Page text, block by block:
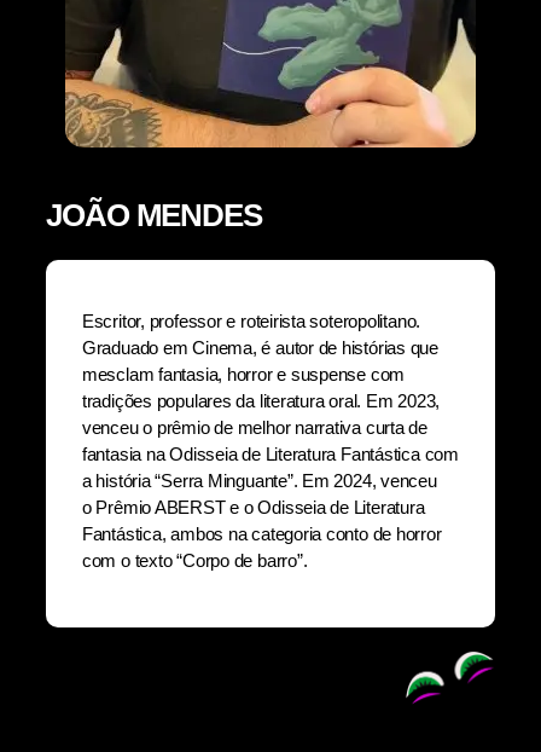
JOÃO MENDES
Escritor, professor e roteirista soteropolitano.
Graduado em Cinema, é autor de histórias que
mesclam fantasia, horror e suspense com
tradições populares da literatura oral. Em 2023,
venceu o prêmio de melhor narrativa curta de
fantasia na Odisseia de Literatura Fantástica com
a história “Serra Minguante”. Em 2024, venceu
o Prêmio ABERST e o Odisseia de Literatura
Fantástica, ambos na categoria conto de horror
com o texto “Corpo de barro”.